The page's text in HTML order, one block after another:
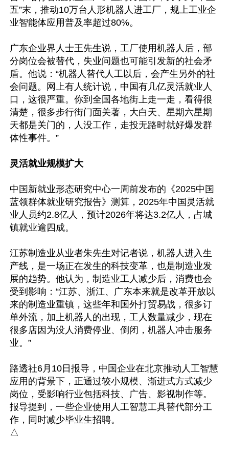
五”末，推动10万台人形机器人进工厂，规上工业企
业智能体应用普及率超过80%。
广东企业界人士王先生说，工厂使用机器人后，部
分岗位会被替代，失业问题也可能引发新的社会矛
盾。他说：“机器人替代人工以后，会产生另外的社
会问题。网上有人统计说，中国有几亿灵活就业人
口，这很严重。你到全国各地街上走一走，看得很
清楚，很多步行街门面关著，大白天、星期六星期
天都是关门的，人没工作，走投无路时就好爆发群
体性事件。”
灵活就业规模扩大
中国新就业形态研究中心一周前发布的《2025中国
蓝领群体就业研究报告》测算，2025年中国灵活就
业人员约2.8亿人，预计2026年将达3.2亿人，占城
镇就业逾四成。
江苏制造业从业者朱先生对记者说，机器人进入生
产线，是一场正在发生的科技变革，也是制造业发
展的趋势。他认为，制造业工人减少后，消费也会
受到影响：“江苏、浙江、广东本来就是改革开放以
来的制造业重镇，这些年和国外打贸易战，很多订
单外流，加上机器人的出现，工人数量减少，现在
很多店因为没人消费停业、倒闭，机器人冲击服务
业。”
路透社6月10日报导，中国企业在北京推动人工智慧
应用的背景下，正通过较小规模、渐进式方式减少
岗位，受影响行业包括科技、广告、影视制作等。
报导提到，一些企业使用人工智慧工具替代部分工
作，同时减少毕业生招聘。